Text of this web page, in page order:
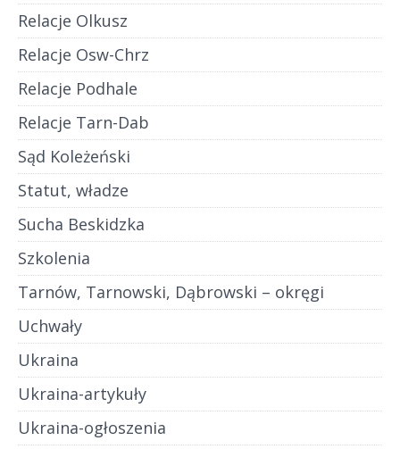
Relacje Olkusz
Relacje Osw-Chrz
Relacje Podhale
Relacje Tarn-Dab
Sąd Koleżeński
Statut, władze
Sucha Beskidzka
Szkolenia
Tarnów, Tarnowski, Dąbrowski – okręgi
Uchwały
Ukraina
Ukraina-artykuły
Ukraina-ogłoszenia